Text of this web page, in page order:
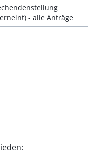
- alle Anträge